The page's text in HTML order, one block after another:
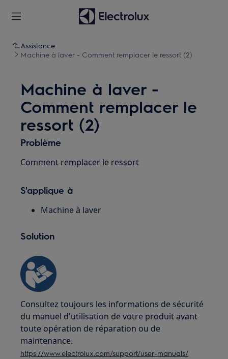
Assistance
Machine à laver - Comment remplacer le ressort (2)
Machine à laver -
Comment remplacer le
ressort (2)
Problème
Comment remplacer le ressort
S'applique à
Machine à laver
Solution
Consultez toujours les informations de sécurité
du manuel d'utilisation de votre produit avant
toute opération de réparation ou de
maintenance.
https://www.electrolux.com/support/user-manuals/